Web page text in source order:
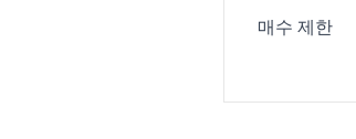
매수 제한